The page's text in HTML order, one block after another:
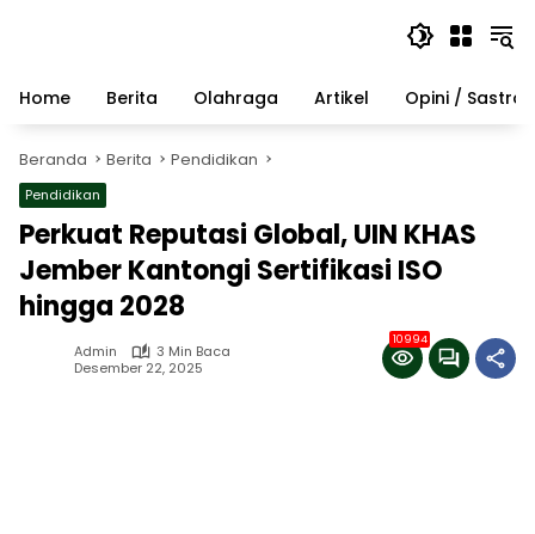
Home
Berita Olahraga Artikel Opini / Sastra
Beranda Berita Pendidikan
Pendidikan
Perkuat Reputasi Global, UIN KHAS
Jember Kantongi Sertifikasi ISO
hingga 2028
Admin
3 Min Baca
Desember 22, 2025
10994